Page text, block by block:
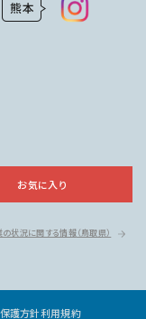
お気に入り
状況に関する情報（鳥取県）
護方針利用規約